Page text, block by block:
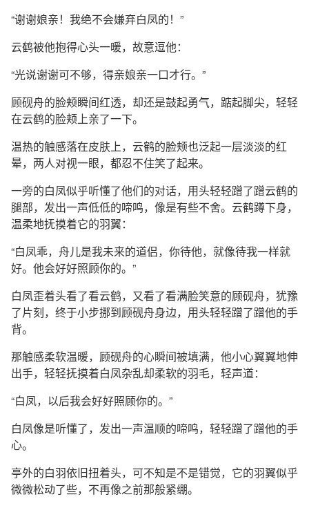
“谢谢娘亲！我绝不会嫌弃白凤的！”
云鹤被他抱得心头一暖，故意逗他：
“光说谢谢可不够，得亲娘亲一口才行。”
顾砚舟的脸颊瞬间红透，却还是鼓起勇气，踮起脚尖，轻轻
在云鹤的脸颊上亲了一下。
温热的触感落在皮肤上，云鹤的脸颊也泛起一层淡淡的红
晕，两人对视一眼，都忍不住笑了起来。
一旁的白凤似乎听懂了他们的对话，用头轻轻蹭了蹭云鹤的
腿部，发出一声低低的啼鸣，像是有些不舍。云鹤蹲下身，
温柔地抚摸着它的羽翼：
“白凤乖，舟儿是我未来的道侣，你待他，就像待我一样就
好。他会好好照顾你的。”
白凤歪着头看了看云鹤，又看了看满脸笑意的顾砚舟，犹豫
了片刻，终于小步挪到顾砚舟身边，用头轻轻蹭了蹭他的手
背。
那触感柔软温暖，顾砚舟的心瞬间被填满，他小心翼翼地伸
出手，轻轻抚摸着白凤杂乱却柔软的羽毛，轻声道：
“白凤，以后我会好好照顾你的。”
白凤像是听懂了，发出一声温顺的啼鸣，轻轻蹭了蹭他的手
心。
亭外的白羽依旧扭着头，可不知是不是错觉，它的羽翼似乎
微微松动了些，不再像之前那般紧绷。